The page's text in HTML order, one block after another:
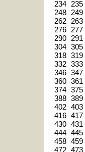
234
235
248
249
262
263
276
277
290
291
304 305
318 319
332 333
346 347
360 361
374 375
388 389
402 403
416 417
430 431
444 445
458 459
472 473